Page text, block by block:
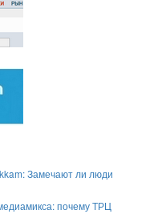
Замечают ли люди
почему ТРЦ